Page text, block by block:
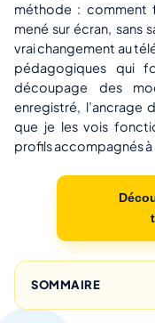
méthode : comment
mené sur écran, sans
vrai changement au
pédagogiques qui
découpage des
enregistré, l’ancrage
que je les vois
profils accompagnés
SOMMAIRE